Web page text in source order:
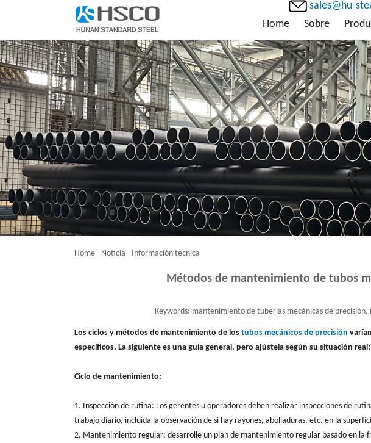
sales@hu-
Home
Sobre
Home - Noticia - Información técnica
Métodos de mantenimiento de tubos
Keywords: mantenimiento de tuberías mecánicas de
Los ciclos y métodos de mantenimiento de los tubos mecánicos de precisión
específicos. La siguiente es una guía general, pero ajústela según su situación real:
Ciclo de mantenimiento:
1. Inspección de rutina: Los gerentes u operadores deben realizar inspecciones de
trabajo diario, incluida la observación de si hay rayones, abolladuras, etc. en la
2. Mantenimiento regular: desarrolle un plan de mantenimiento regular basado en la